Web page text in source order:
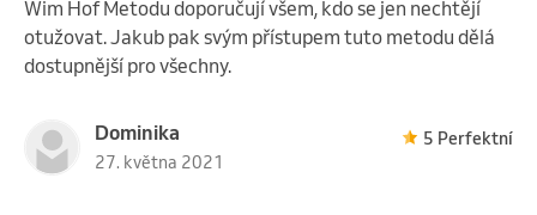
Wim Hof Metodu doporučují všem, kdo se jen nechtějí
otužovat. Jakub pak svým přístupem tuto metodu dělá
dostupnější pro všechny.
Dominika
27. května 2021
5 Perfektní